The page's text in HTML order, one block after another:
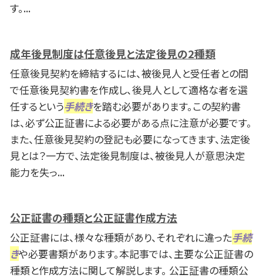
す。...
成年後見制度は任意後見と法定後見の2種類
任意後見契約を締結するには、被後見人と受任者との間
で任意後見契約書を作成し、後見人として適格な者を選
任するという手続きを踏む必要があります。この契約書
は、必ず公正証書による必要がある点に注意が必要です。
また、任意後見契約の登記も必要になってきます、法定後
見とは？一方で、法定後見制度は、被後見人が意思決定
能力を失っ...
公正証書の種類と公正証書作成方法
公正証書には、様々な種類があり、それぞれに違った手続
きや必要書類があります。本記事では、主要な公正証書の
種類と作成方法に関して解説します。 公正証書の種類公